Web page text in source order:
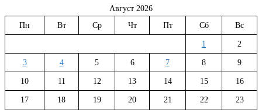
Август 2026
Пн
Вт Ср Чт Пт Сб Вс
1 2
3 4 5 6 7 8 9
10 11 12 13 14 15 16
17 18 19 20 21 22 23